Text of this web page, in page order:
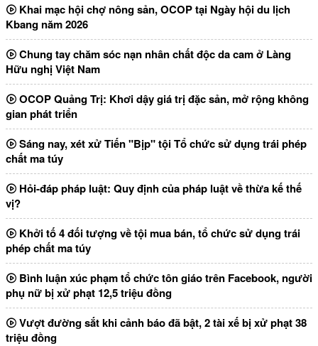
Khai mạc hội chợ nông sản, OCOP tại Ngày hội du lịch
Kbang năm 2026
Chung tay chăm sóc nạn nhân chất độc da cam ở Làng
Hữu nghị Việt Nam
OCOP Quảng Trị: Khơi dậy giá trị đặc sản, mở rộng không
gian phát triển
Sáng nay, xét xử Tiến "Bịp" tội Tổ chức sử dụng trái phép
chất ma túy
Hỏi-đáp pháp luật: Quy định của pháp luật về thừa kế thế
vị?
Khởi tố 4 đối tượng về tội mua bán, tổ chức sử dụng trái
phép chất ma túy
Bình luận xúc phạm tổ chức tôn giáo trên Facebook, người
phụ nữ bị xử phạt 12,5 triệu đồng
Vượt đường sắt khi cảnh báo đã bật, 2 tài xế bị xử phạt 38
triệu đồng